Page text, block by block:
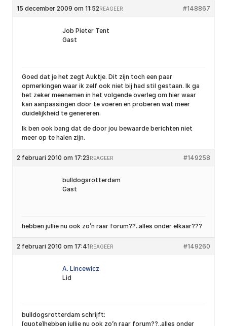
15 december 2009 om 11:52 #148867
REAGEER
Job Pieter Tent
Gast
Goed dat je het zegt Auktje. Dit zijn toch een paar
opmerkingen waar ik zelf ook niet bij had stil gestaan. Ik ga
het zeker meenemen in het volgende overleg om hier waar
kan aanpassingen door te voeren en proberen wat meer
duidelijkheid te genereren.
Ik ben ook bang dat de door jou bewaarde berichten niet
meer op te halen zijn.
2 februari 2010 om 17:23 #149258
REAGEER
bulldogsrotterdam
Gast
hebben jullie nu ook zo’n raar forum??..alles onder elkaar???
2 februari 2010 om 17:41 #149260
REAGEER
A. Lincewicz
Lid
bulldogsrotterdam schrijft:
[quote]hebben jullie nu ook zo’n raar forum??..alles onder